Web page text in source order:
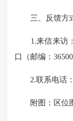
三、反馈
1.来信来访：
口（邮编：
2.联系电话：
附图：区位图